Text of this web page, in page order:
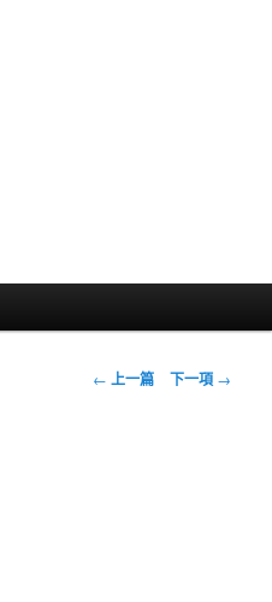
文← 上一篇 下一項 →